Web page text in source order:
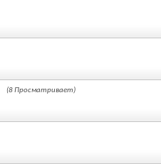
(8 Просматривает)